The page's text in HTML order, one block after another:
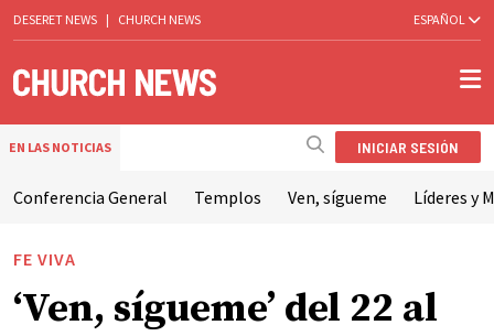
DESERET NEWS | CHURCH NEWS ESPAÑOL
EN LAS NOTICIAS INICIAR SESIÓN
Conferencia General Templos Ven, sígueme Líderes y
FE VIVA
‘Ven, sígueme’ del 22 al